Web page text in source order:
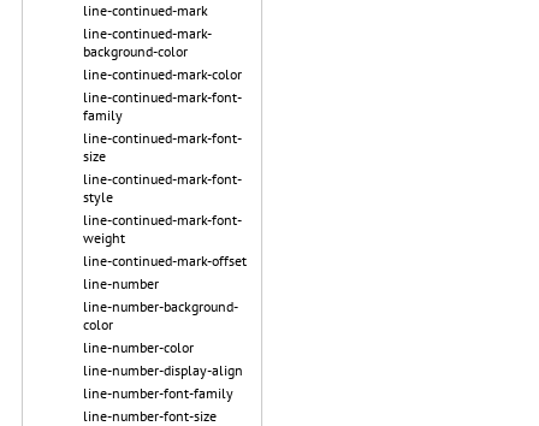
line-continued-mark
line-continued-mark-
background-color
line-continued-mark-color
line-continued-mark-font-
family
line-continued-mark-font-
size
line-continued-mark-font-
style
line-continued-mark-font-
weight
line-continued-mark-offset
line-number
line-number-background-
color
line-number-color
line-number-display-align
line-number-font-family
line-number-font-size